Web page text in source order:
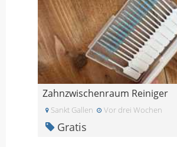
Zahnzwischenraum Reiniger
Sankt Gallen Vor drei Wochen
Gratis